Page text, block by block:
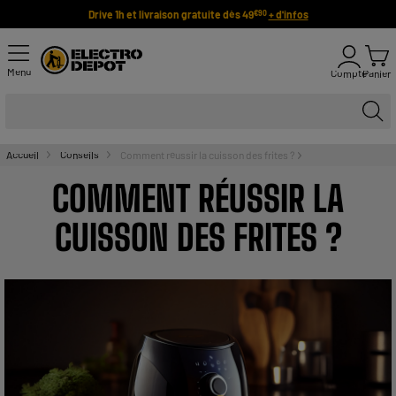
Drive 1h et livraison gratuite dès 49€90 + d'infos
Menu ComptePanier
Accueil Conseils Comment réussir la cuisson des frites ?
COMMENT RÉUSSIR LA
CUISSON DES FRITES ?